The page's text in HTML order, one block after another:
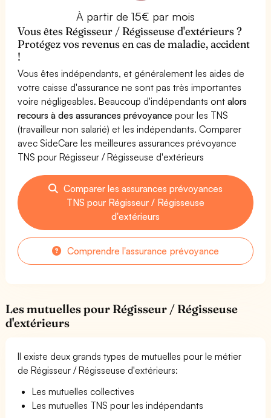
À partir de 15€ par mois
Vous êtes Régisseur / Régisseuse d'extérieurs ?
Protégez vos revenus en cas de maladie, accident
!
Vous êtes indépendants, et généralement les aides de
votre caisse d'assurance ne sont pas très importantes
voire négligeables. Beaucoup d'indépendants ontalors
recours à des assurances prévoyance pour les TNS
(travailleur non salarié) et les indépendants. Comparer
avec SideCare les meilleures assurances prévoyance
TNS pour Régisseur / Régisseuse d'extérieurs
Comparer les assurances prévoyances
TNS pour Régisseur / Régisseuse
d'extérieurs
Comprendre l'assurance prévoyance
Les mutuelles pour Régisseur / Régisseuse
d'extérieurs
Il existe deux grands types de mutuelles pour le métier
de Régisseur / Régisseuse d'extérieurs:
Les mutuelles collectives
Les mutuelles TNS pour les indépendants